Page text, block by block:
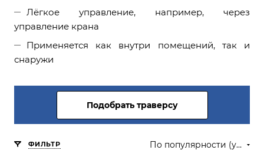
Лёгкое управление, например, через
управление крана
Применяется как внутри помещений, так и
снаружи
Подобрать траверсу
ФИЛЬТР По популярности (убывание)